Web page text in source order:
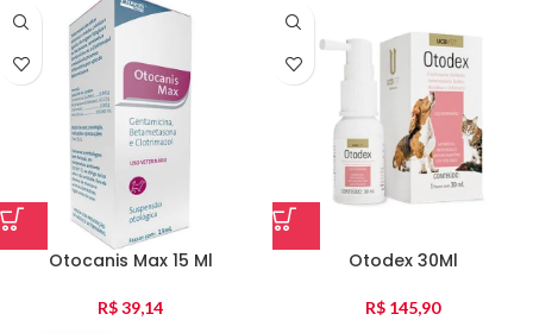
Otocanis Max 15 Ml
R$39,14
Otodex 30Ml
R$ 145,90